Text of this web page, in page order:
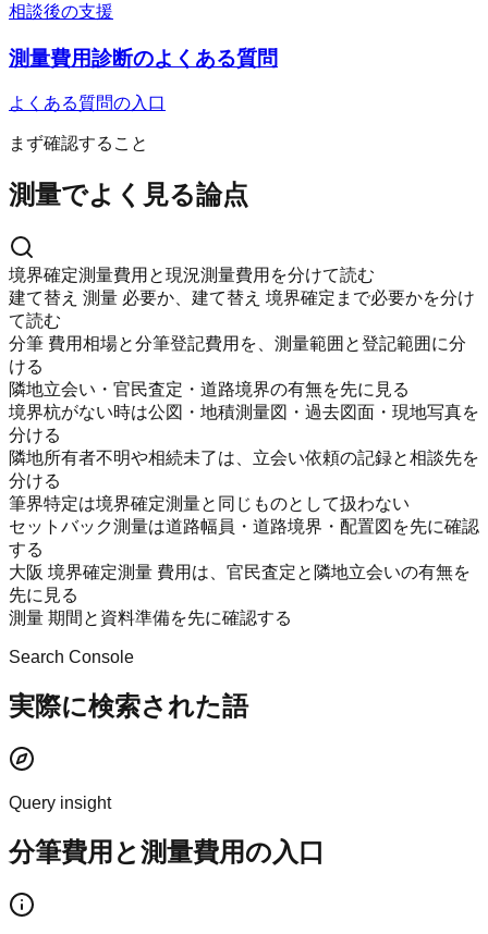
相談後の支援
測量費用診断のよくある質問
よくある質問の入口
まず確認すること
測量でよく見る論点
境界確定測量費用と現況測量費用を分けて読む
建て替え 測量 必要か、建て替え 境界確定まで必要かを分け
て読む
分筆 費用相場と分筆登記費用を、測量範囲と登記範囲に分
ける
隣地立会い・官民査定・道路境界の有無を先に見る
境界杭がない時は公図・地積測量図・過去図面・現地写真を
分ける
隣地所有者不明や相続未了は、立会い依頼の記録と相談先を
分ける
筆界特定は境界確定測量と同じものとして扱わない
セットバック測量は道路幅員・道路境界・配置図を先に確認
する
大阪 境界確定測量 費用は、官民査定と隣地立会いの有無を
先に見る
測量 期間と資料準備を先に確認する
Search Console
実際に検索された語
Query insight
分筆費用と測量費用の入口